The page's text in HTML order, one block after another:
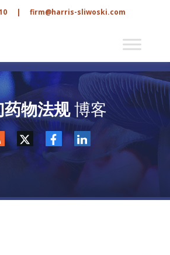
| firm@harris-sliwoski.com
物法规博客